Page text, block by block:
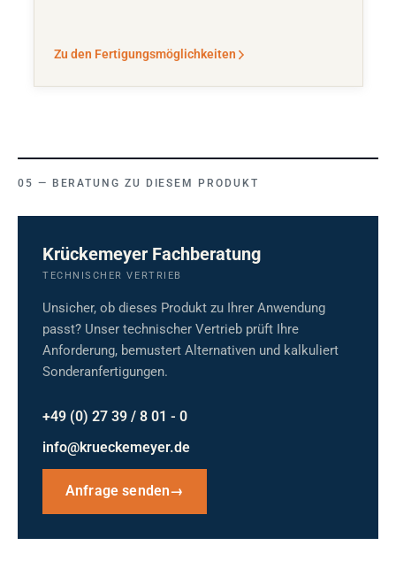
Zu den Fertigungsmöglichkeiten
BERATUNG ZU DIESEM PRODUKT
Krückemeyer Fachberatung
TECHNISCHER VERTRIEB
Unsicher, ob dieses Produkt zu Ihrer Anwendung
passt? Unser technischer Vertrieb prüft Ihre
Anforderung, bemustert Alternativen und kalkuliert
Sonderanfertigungen.
+49 (0) 27 39 / 8 01 - 0
info@krueckemeyer.de
Anfrage senden→